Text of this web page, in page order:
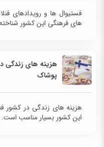
فستیوال ها و
مهمترین جنبه های
هزینه های زندگی
هزینه های زندگی در کشور